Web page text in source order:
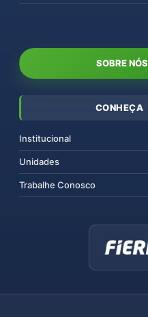
SOBRE NÓS
CONHEÇA
Institucional
Unidades
Trabalhe Conosco